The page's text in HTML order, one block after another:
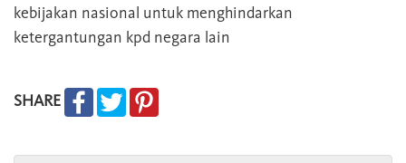
kebijakan nasional untuk menghindarkan
ketergantungan kpd negara lain
SHARE